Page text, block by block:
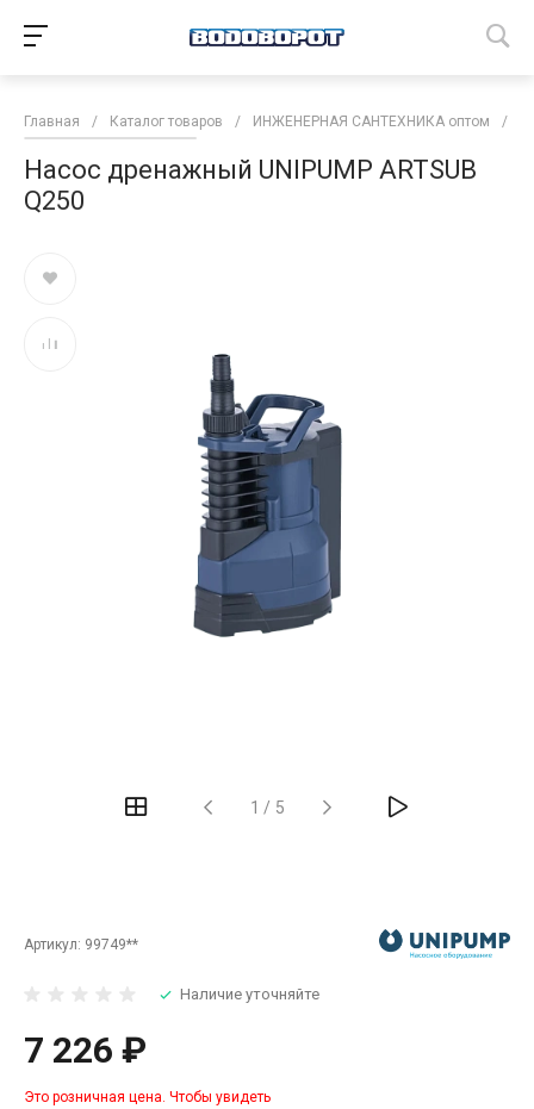
Главная / Каталог товаров / ИНЖЕНЕРНАЯ САНТЕХНИКА оптом /
Насос дренажный UNIPUMP ARTSUB
Q250
1 / 5
Артикул: 99749**
Наличие уточняйте
7 226 ₽
Это розничная цена. Чтобы увидеть